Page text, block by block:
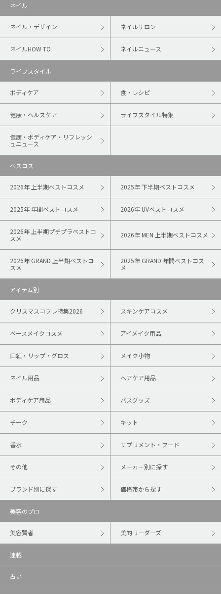
ネイル
ネイル・デザイン ネイルサロン
ネイルHOW TO ネイルニュース
ライフスタイル
ボディケア 食・レシピ
健康・ヘルスケア ライフスタイル特集
健康・ボディケア・リフレッシ
ュニュース
ベスコス
2026年 上半期ベストコスメ 2025年 下半期ベストコスメ
2025年 年間ベストコスメ 2026年 UVベストコスメ
2026年 上半期プチプラベストコ
スメ
2026年 MEN 上半期ベストコスメ
2026年 GRAND 上半期ベストコ
スメ
2025年 GRAND 年間ベストコス
メ
アイテム別
クリスマスコフレ特集2026 スキンケアコスメ
ベースメイクコスメ アイメイク用品
口紅・リップ・グロス メイク小物
ネイル用品 ヘアケア用品
ボディケア用品 バスグッズ
チーク キット
香水 サプリメント・フード
その他 メーカー別に探す
ブランド別に探す 価格帯から探す
美容のプロ
美容賢者 美的リーダーズ
連載
占い